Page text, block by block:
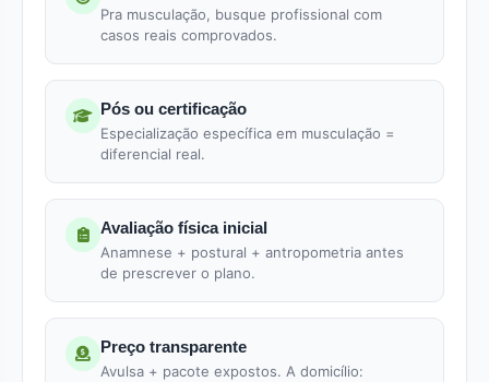
Pra musculação, busque profissional com
casos reais comprovados.
Pós ou certificação
Especialização específica em musculação =
diferencial real.
Avaliação física inicial
Anamnese + postural + antropometria antes
de prescrever o plano.
Preço transparente
Avulsa + pacote expostos. A domicílio: